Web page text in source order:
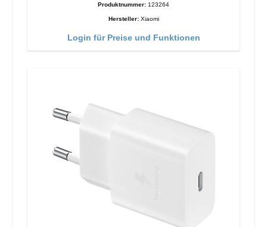
Produktnummer: 123264
Hersteller: Xiaomi
Login für Preise und Funktionen